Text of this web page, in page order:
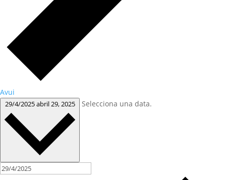
Avui
29/4/2025abril 29, 2025 Selecciona una data.